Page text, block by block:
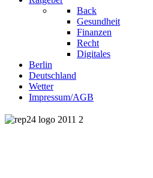
Back
Gesundheit
Finanzen
Recht
Digitales
Berlin
Deutschland
Wetter
Impressum/AGB